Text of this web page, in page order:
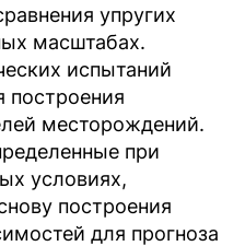
упругих
масштабах.
испытаний
построения
месторождений.
при
условиях,
построения
для прогноза